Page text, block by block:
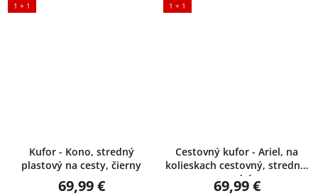
1 + 1
Kufor - Kono, stredný
plastový na cesty, čierny
69,99 €
1 + 1
Cestovný kufor - Ariel, na
kolieskach cestovný, stredný,
modrý
69,99 €